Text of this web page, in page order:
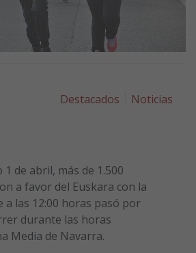
Destacados
Noticias
1 de abril, más de 1.500
a favor del Euskara con la
a las 12:00 horas pasó por
durante las horas
Media de Navarra.